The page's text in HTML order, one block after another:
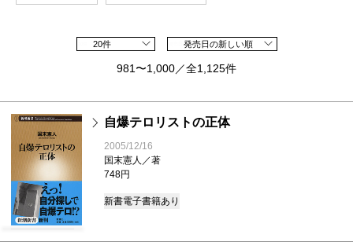
20件 発売日の新しい順
981〜1,000／全1,125件
自爆テロリストの正体
2005/12/16
国末憲人／著
748円
新書電子書籍あり